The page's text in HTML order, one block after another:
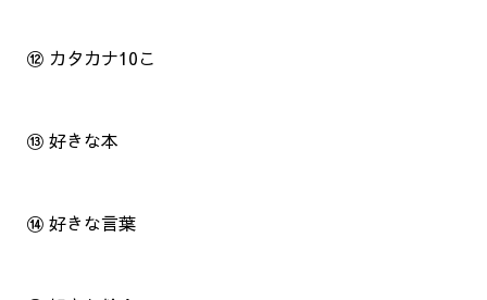
⑫ カタカナ10こ
⑬ 好きな本
⑭ 好きな言葉